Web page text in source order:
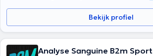
Bekijk profiel
Analyse Sanguine B2m Sport